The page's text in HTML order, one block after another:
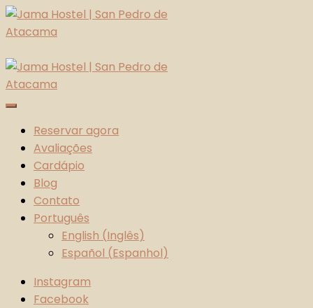
Skip
to
Jama Hostel | San Pedro de Atacama
Atacama Desert
Reservar agora
Avaliações
Cardápio
Blog
Contato
Português
English (Inglês)
Español (Espanhol)
Instagram
Facebook